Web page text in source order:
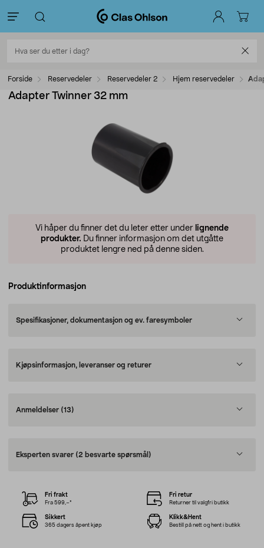
Forside Reservedeler Reservedeler 2 Hjem reservedeler
Adapter Twinner 32 mm
Vi håper du finner det du leter etter under lignende
produkter. Du finner informasjon om det utgåtte
produktet lengre ned på denne siden.
Produktinformasjon
Spesifikasjoner, dokumentasjon og ev. faresymboler
Kjøpsinformasjon, leveranser og returer
Anmeldelser (13)
Eksperten svarer (2 besvarte spørsmål)
Fri frakt
Fra 599,–*
Fri retur
Returner til valgfri butikk
Sikkert
365 dagers åpent kjøp
Klikk&Hent
Bestill på nett og hent i butikk